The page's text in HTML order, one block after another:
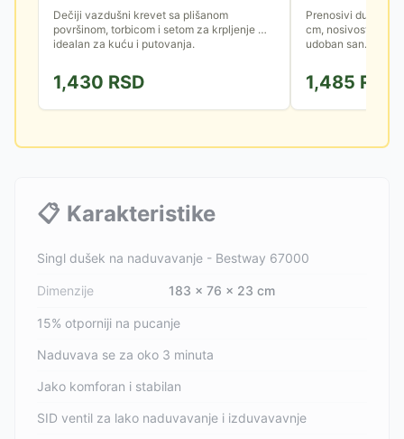
Dečiji vazdušni krevet sa plišanom
površinom, torbicom i setom za krpljenje —
idealan za kuću i putovanja.
1,430 RSD
Prenosivi dušek
cm, nosivost 136
udoban san.
1,485 RSD
📋 Karakteristike
Singl dušek na naduvavanje - Bestway 67000
Dimenzije 183 x 76 x 23 cm
15% otporniji na pucanje
Naduvava se za oko 3 minuta
Jako komforan i stabilan
SID ventil za lako naduvavanje i izduvavavnje